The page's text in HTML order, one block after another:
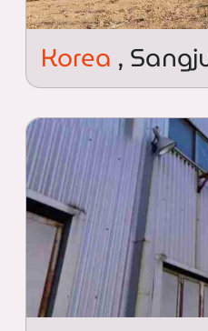
Korea ,